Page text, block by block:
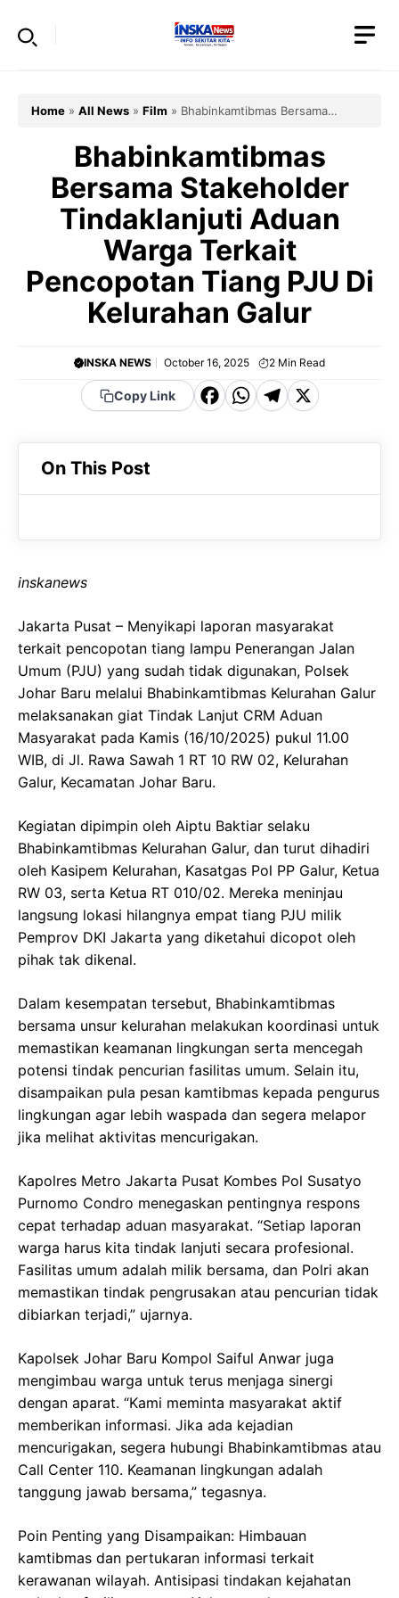
Home » All News » Film » Bhabinkamtibmas Bersama
Tiang PJU Di Kelurahan Galur
Bhabinkamtibmas
Bersama Stakeholder
Tindaklanjuti Aduan
Warga Terkait
Pencopotan Tiang PJU Di
Kelurahan Galur
INSKA NEWS October 16, 2025 2 Min Read
Copy Link
F
c
o
W
a
A
T
e
a
X
On This Post
inskanews
Jakarta Pusat – Menyikapi laporan masyarakat
terkait pencopotan tiang lampu Penerangan Jalan
Umum (PJU) yang sudah tidak digunakan, Polsek
Johar Baru melalui Bhabinkamtibmas Kelurahan Galur
melaksanakan giat Tindak Lanjut CRM Aduan
Masyarakat pada Kamis (16/10/2025) pukul 11.00
WIB, di Jl. Rawa Sawah 1 RT 10 RW 02, Kelurahan
Galur, Kecamatan Johar Baru.
Kegiatan dipimpin oleh Aiptu Baktiar selaku
Bhabinkamtibmas Kelurahan Galur, dan turut dihadiri
oleh Kasipem Kelurahan, Kasatgas Pol PP Galur, Ketua
RW 03, serta Ketua RT 010/02. Mereka meninjau
langsung lokasi hilangnya empat tiang PJU milik
Pemprov DKI Jakarta yang diketahui dicopot oleh
pihak tak dikenal.
Dalam kesempatan tersebut, Bhabinkamtibmas
bersama unsur kelurahan melakukan koordinasi untuk
memastikan keamanan lingkungan serta mencegah
potensi tindak pencurian fasilitas umum. Selain itu,
disampaikan pula pesan kamtibmas kepada pengurus
lingkungan agar lebih waspada dan segera melapor
jika melihat aktivitas mencurigakan.
Kapolres Metro Jakarta Pusat Kombes Pol Susatyo
Purnomo Condro menegaskan pentingnya respons
cepat terhadap aduan masyarakat. “Setiap laporan
warga harus kita tindak lanjuti secara profesional.
Fasilitas umum adalah milik bersama, dan Polri akan
memastikan tindak pengrusakan atau pencurian tidak
dibiarkan terjadi,” ujarnya.
Kapolsek Johar Baru Kompol Saiful Anwar juga
mengimbau warga untuk terus menjaga sinergi
dengan aparat. “Kami meminta masyarakat aktif
memberikan informasi. Jika ada kejadian
mencurigakan, segera hubungi Bhabinkamtibmas atau
Call Center 110. Keamanan lingkungan adalah
tanggung jawab bersama,” tegasnya.
Poin Penting yang Disampaikan: Himbauan
kamtibmas dan pertukaran informasi terkait
kerawanan wilayah. Antisipasi tindakan kejahatan